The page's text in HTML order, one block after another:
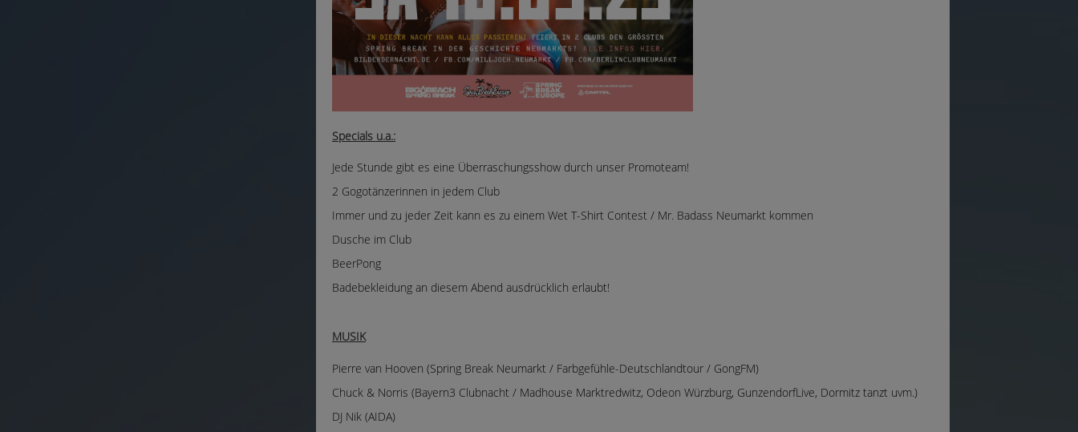
Specials u.a.:
Jede Stunde gibt es eine Überraschungsshow durch unser Promoteam!
2 Gogotänzerinnen in jedem Club
Immer und zu jeder Zeit kann es zu einem Wet T-Shirt Contest / Mr. Badass Neumarkt kommen
Dusche im Club
BeerPong
Badebekleidung an diesem Abend ausdrücklich erlaubt!
MUSIK
Pierre van Hooven (Spring Break Neumarkt / Farbgefühle-Deutschlandtour / GongFM)
Chuck & Norris (Bayern3 Clubnacht / Madhouse Marktredwitz, Odeon Würzburg, GunzendorfLive, Dormitz tanzt uvm.)
DJ Nik (AIDA)